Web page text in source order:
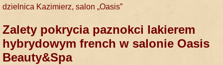
dzielnica Kazimierz, salon „Oasis”
Zalety pokrycia paznokci lakierem
hybrydowym french w salonie Oasis
Beauty&Spa